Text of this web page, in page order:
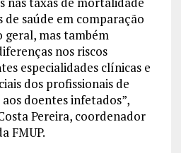
saúde em comparação
geral, mas também
nos riscos
especialidades clínicas e
dos profissionais de
doentes infetados”,
Pereira, coordenador
FMUP.